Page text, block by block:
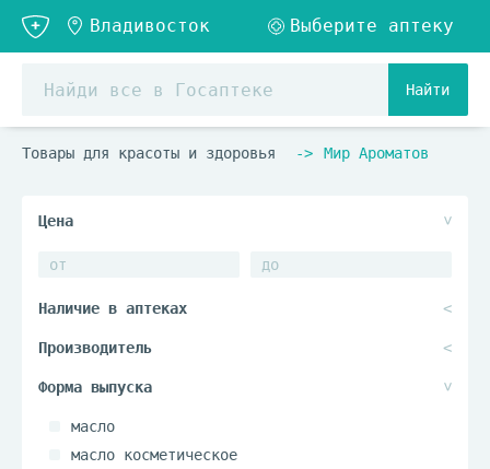
Найти
Товары для красоты и здоровья Мир Ароматов
масло
масло косметическое